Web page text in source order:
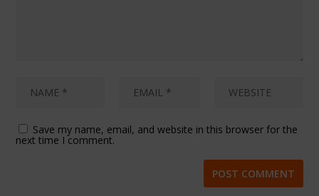
Save my name, email, and website in this browser for the
next time I comment.